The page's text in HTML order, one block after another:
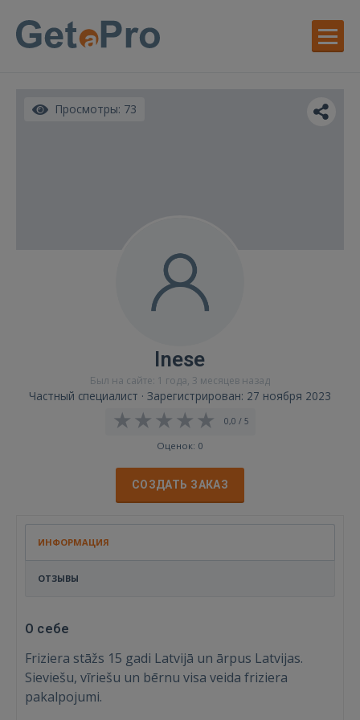
Просмотры: 73
Inese
Был на сайте: 1 года, 3 месяцев назад
Частный специалист · Зарегистрирован: 27 ноября 2023
0,0 / 5
Оценок: 0
СОЗДАТЬ ЗАКАЗ
ИНФОРМАЦИЯ
ОТЗЫВЫ
О себе
Friziera stāžs 15 gadi Latvijā un ārpus Latvijas.
Sieviešu, vīriešu un bērnu visa veida friziera
pakalpojumi.